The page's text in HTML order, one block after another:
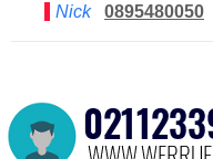
Nick
0895480050